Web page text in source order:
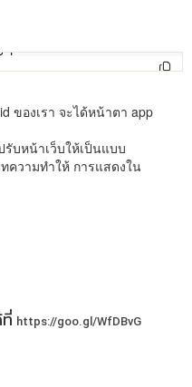
ของเรา จะได้หน้าตา app
รับหน้าเว็บให้เป็นแบบ
ความทำให้ การแสดงใน
https://goo.gl/WfDBvG